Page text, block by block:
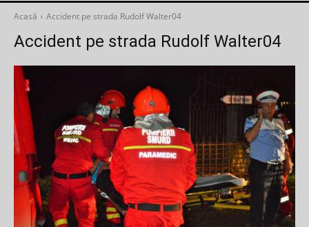
Acasă Accident pe strada Rudolf Walter04
Accident pe strada Rudolf Walter04